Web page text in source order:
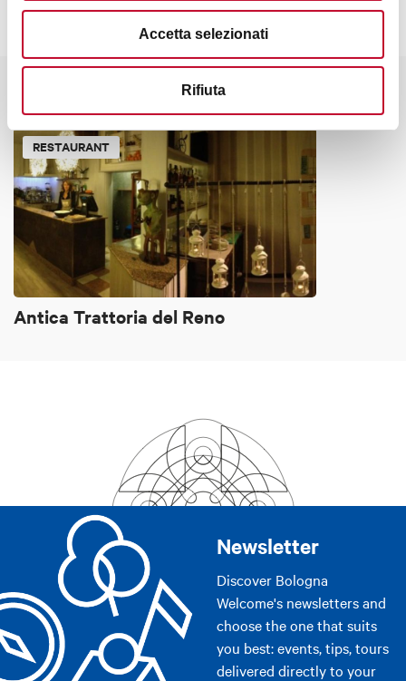
Accetta selezionati
Rifiuta
It might also interest you
RESTAURANT
Antica Trattoria del Reno
Newsletter
Discover Bologna
Welcome's newsletters and
choose the one that suits
you best: events, tips, tours
delivered directly to your